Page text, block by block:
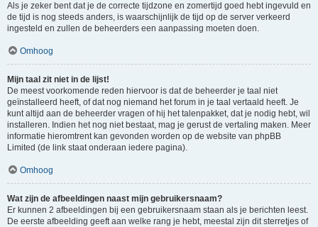
Als je zeker bent dat je de correcte tijdzone en zomertijd goed hebt ingevuld en
de tijd is nog steeds anders, is waarschijnlijk de tijd op de server verkeerd
ingesteld en zullen de beheerders een aanpassing moeten doen.
Omhoog
Mijn taal zit niet in de lijst!
De meest voorkomende reden hiervoor is dat de beheerder je taal niet
geïnstalleerd heeft, of dat nog niemand het forum in je taal vertaald heeft. Je
kunt altijd aan de beheerder vragen of hij het talenpakket, dat je nodig hebt, wil
installeren. Indien het nog niet bestaat, mag je gerust de vertaling maken. Meer
informatie hieromtrent kan gevonden worden op de website van phpBB
Limited (de link staat onderaan iedere pagina).
Omhoog
Wat zijn de afbeeldingen naast mijn gebruikersnaam?
Er kunnen 2 afbeeldingen bij een gebruikersnaam staan als je berichten leest.
De eerste afbeelding geeft aan welke rang je hebt, meestal zijn dit sterretjes of